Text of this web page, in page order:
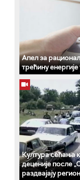
Апел за
трећину
Култура сећања
деценије после
раздвајају регион